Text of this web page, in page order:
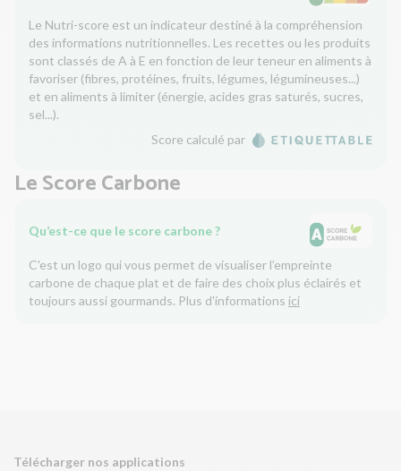
Le Nutri-score est un indicateur destiné à la compréhension
des informations nutritionnelles. Les recettes ou les produits
sont classés de A à E en fonction de leur teneur en aliments à
favoriser (fibres, protéines, fruits, légumes, légumineuses...)
et en aliments à limiter (énergie, acides gras saturés, sucres,
sel...).
Score calculé par
Le Score Carbone
Qu’est-ce que le score carbone ?
C'est un logo qui vous permet de visualiser l’empreinte
carbone de chaque plat et de faire des choix plus éclairés et
toujours aussi gourmands. Plus d'informations ici
Télécharger nos applications